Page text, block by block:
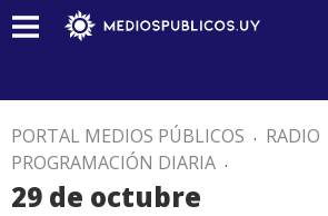
PORTAL MEDIOS PÚBLICOS . RADIO
PROGRAMACIÓN DIARIA .
29 de octubre